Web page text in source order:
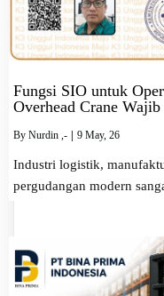
Fungsi SIO untuk
Overhead Crane
By Nurdin ,- 9 May, 26
Industri logistik,
pergudangan modern